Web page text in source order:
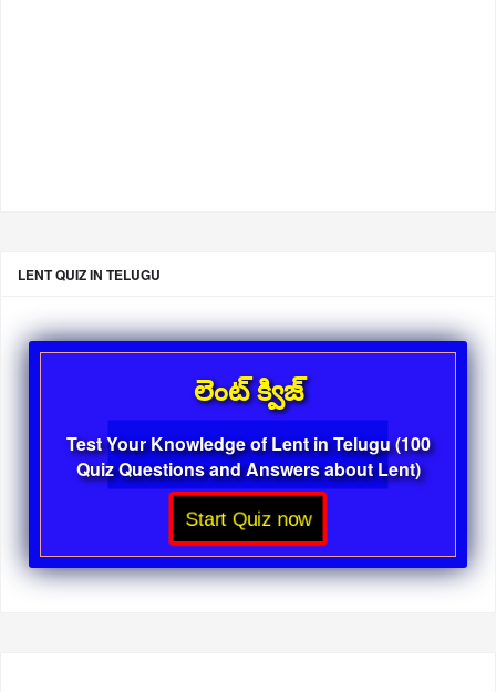
LENT QUIZ IN TELUGU
లెంట్ క్విజ్
Test Your Knowledge of Lent in Telugu (100
Quiz Questions and Answers about Lent)
Start Quiz now